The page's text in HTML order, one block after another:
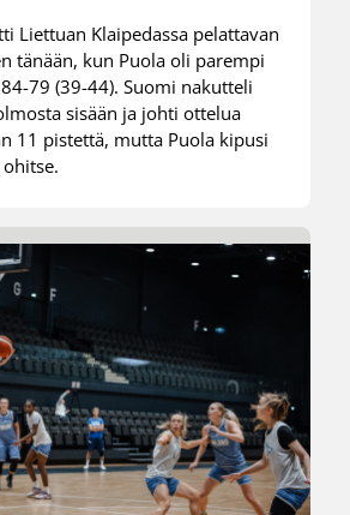
Liettuan Klaipedassa pelattavan
tänään, kun Puola oli parempi
79 (39-44). Suomi nakutteli
sisään ja johti ottelua
11 pistettä, mutta Puola kipusi